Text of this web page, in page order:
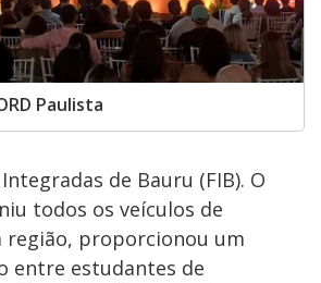
Paulista
de Bauru (FIB). O
todos os veículos de
região, proporcionou um
entre estudantes de